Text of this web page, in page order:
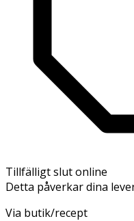
Tillfälligt slut online
Detta påverkar dina
Via butik/recept